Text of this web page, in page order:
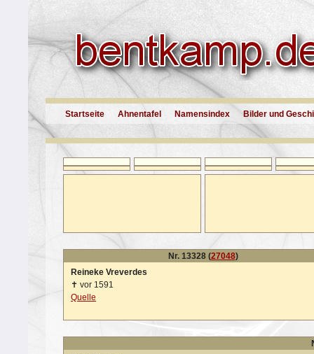
Startseite Ahnentafel Namensindex Bilder und
Nr. 13328 (27048)
Reineke Vreverdes
✝ vor 1591
Quelle